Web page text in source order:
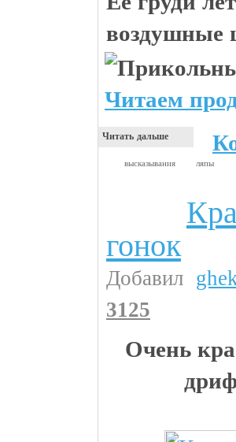
воздушные
Читаем
Читать дальше
высказывания ляпы
гонок
Добавил
3125
Очень